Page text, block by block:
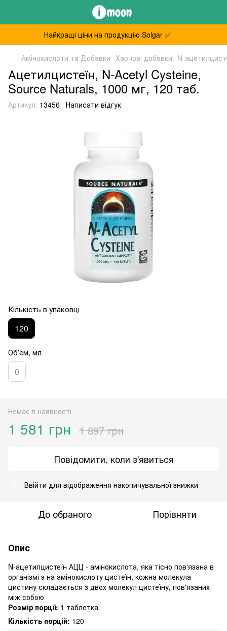
Найкращі ціни на продукцію Solgar ✅
Амінокислоти та Добавки Харчові добавки N-
Ацетилцистеїн, N-Acetyl Cysteine,
Source Naturals, 1000 мг, 120 таб.
Артикул: 13456 Написати відгук
Кількість в упаковці
120
Обʼєм, мл
0
Немає в наявності
1 581 грн 1 897 грн
Повідомити, коли з'явиться
Ввійти для відображення накопичувальної знижки
До обраного Порівняти
Опис
N-ацетилцистеїн АЦЦ - амінокислота, яка тісно пов'язана в
організмі з на амінокислоту цистеїн, кожна молекула
цистину складається з двох молекул цистеїну, пов'язаних
між собою
Розмір порції: 1 таблетка
Кількість порцій: 120